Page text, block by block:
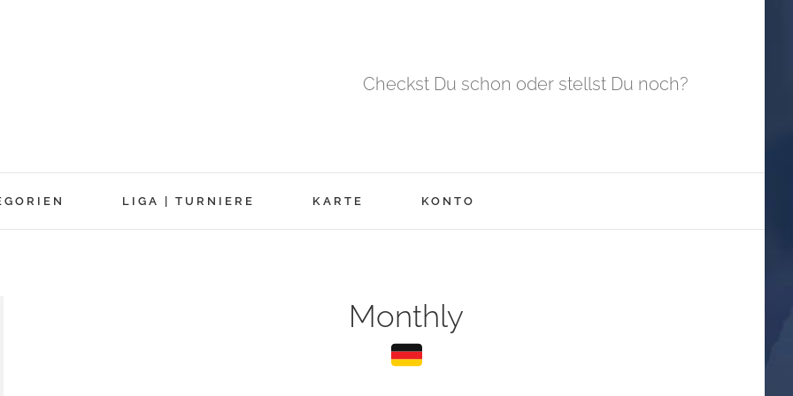
Checkst Du schon oder stellst Du noch?
LIGA | TURNIERE KARTE KONTO
Monthly